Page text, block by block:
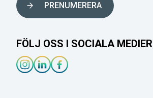
PRENUMERERA
FÖLJ OSS I SOCIALA MEDIER